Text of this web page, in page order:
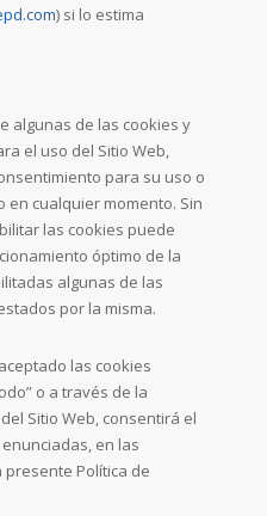
) si lo estima
algunas de las cookies y
el uso del Sitio Web,
para su uso o
en cualquier momento. Sin
las cookies puede
óptimo de la
algunas de las
por la misma.
las cookies
o a través de la
Sitio Web, consentirá el
en las
Política de